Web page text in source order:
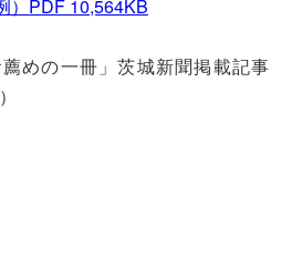
）PDF 10,564KB
めの一冊」茨城新聞掲載記事